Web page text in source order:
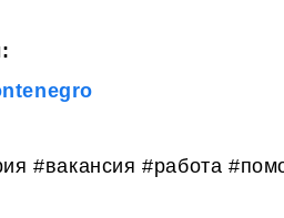
#вакансия #работа